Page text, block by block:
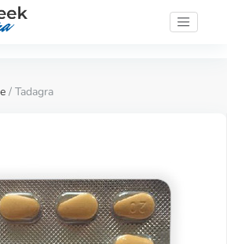
/ Tadagra